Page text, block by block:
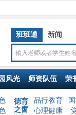
班班通 新闻
风光 师资队伍 荣
德育
之窗
品行教育
心理健康